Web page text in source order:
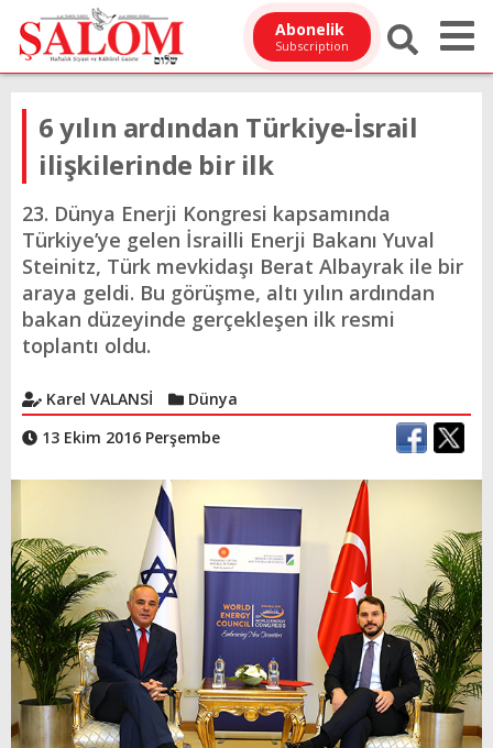
Abonelik
Subscription
6 yılın ardından Türkiye-İsrail
ilişkilerinde bir ilk
23. Dünya Enerji Kongresi kapsamında
Türkiye’ye gelen İsrailli Enerji Bakanı Yuval
Steinitz, Türk mevkidaşı Berat Albayrak ile bir
araya geldi. Bu görüşme, altı yılın ardından
bakan düzeyinde gerçekleşen ilk resmi
toplantı oldu.
Karel VALANSİ
Dünya
13 Ekim 2016 Perşembe